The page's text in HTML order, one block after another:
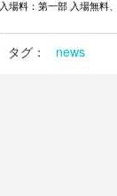
入場料：第一部 入場無料
タグ： news